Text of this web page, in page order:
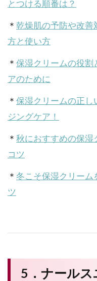
とつける順番は？
＊ 乾燥肌の予防や改善
方と使い方
＊ 保湿クリームの役割
アのために
＊ 保湿クリームの正し
ジングケア！
＊ 秋におすすめの保湿
コツ
＊ 冬こそ保湿クリーム
ツ
5．ナール